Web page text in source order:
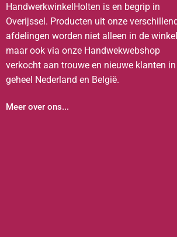
HandwerkwinkelHolten is en begrip in
Overijssel. Producten uit onze
afdelingen worden niet alleen in de winkel
maar ook via onze Handwekwebshop
verkocht aan trouwe en nieuwe klanten in
geheel Nederland en België.
Meer over ons...